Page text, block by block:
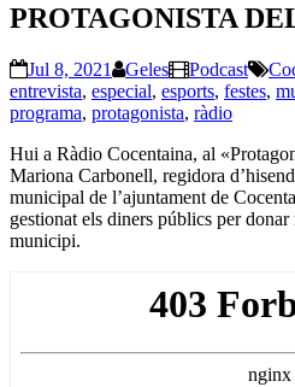
PROTAGONISTA
Jul 8, 2021 Geles Podcast
entrevista, especial, esports, festes,
programa, protagonista, ràdio
Hui a Ràdio Cocentaina, al
Mariona Carbonell, regidora
municipal de l’ajuntament de
gestionat els diners públics per donar
municipi.